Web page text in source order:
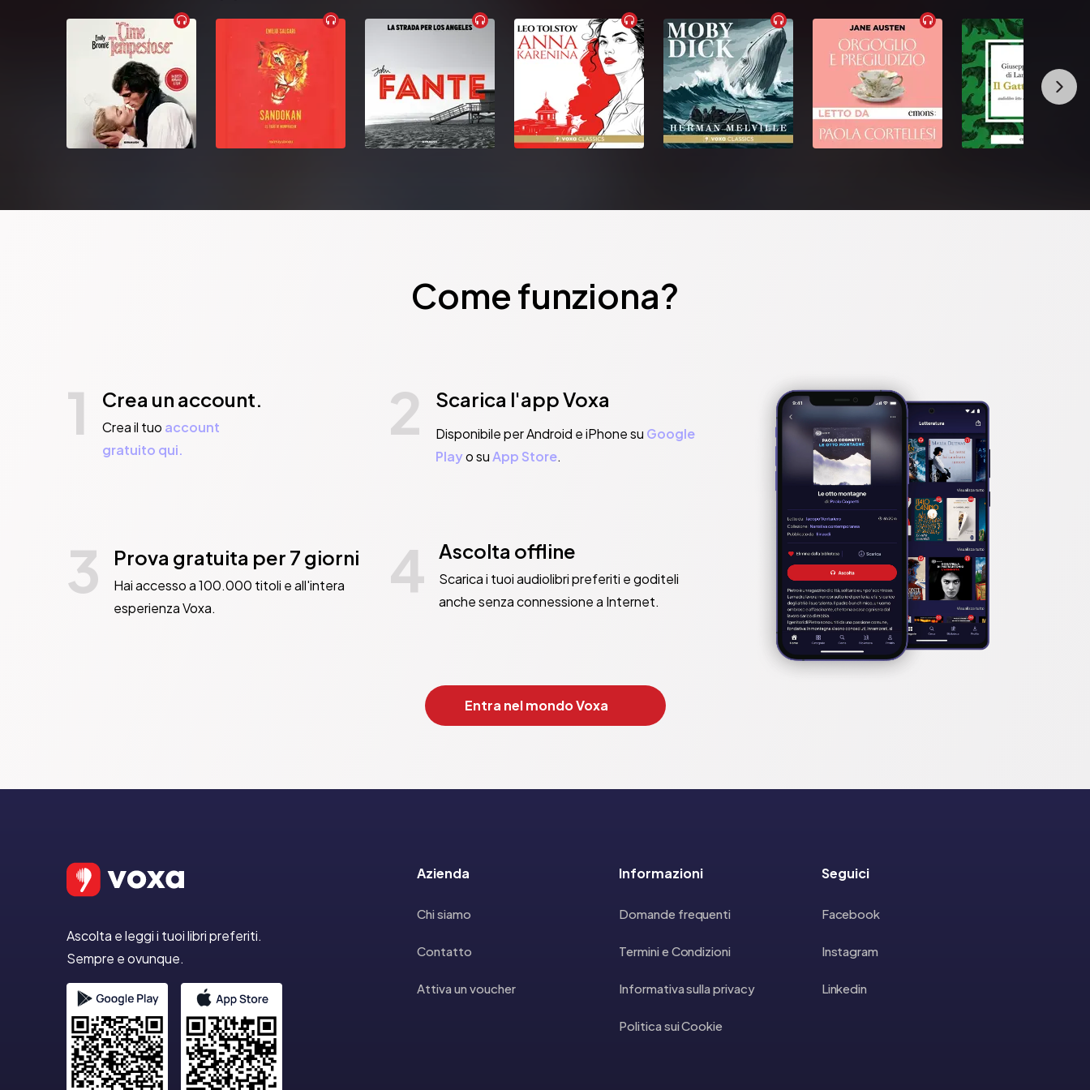
Come funziona?
1 Crea un account.
Crea il tuo account
gratuito qui.
2 Scarica l'app Voxa
Disponibile per Android e iPhone su Google
Playo suApp Store.
3 Prova gratuita per 7 giorni
Hai accesso a 100.000 titoli e all'intera
esperienza Voxa.
4 Ascolta offline
Scarica i tuoi audiolibri preferiti e goditeli
anche senza connessione a Internet.
Entra nel mondo Voxa
Ascolta e leggi i tuoi libri preferiti.
Sempre e ovunque.
Azienda
Chi siamo
Contatto
Attiva un voucher
Informazioni
Domande frequenti
Termini e Condizioni
Informativa sulla privacy
Politica sui Cookie
Seguici
Facebook
Instagram
Linkedin